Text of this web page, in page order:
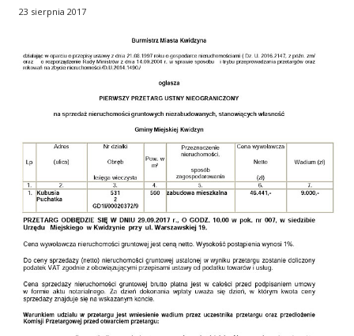
23 sierpnia 2017